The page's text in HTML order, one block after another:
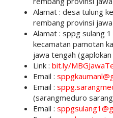
Alamat : desa tulung
rembang provinsi
Alamat : sppg sulang
kecamatan pamotan
jawa tengah (gaplokan
Link : bit.ly/
Email :
Email :
(sarangmeduro
Email :